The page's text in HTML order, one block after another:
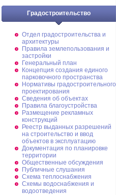
Градостроительство
Отдел градостроительства и
архитектуры
Правила землепользования и
застройки
Генеральный план
Концепция создания единого
парковочного пространства
Нормативы градостроительного
проектирования
Сведения об объектах
Правила благоустройства
Размещение рекламных
конструкций
Реестр выданных разрешений
на строительство и ввод
объектов в эксплуатацию
Документация по планировке
территории
Общественные обсуждения
Публичные слушания
Схема теплоснабжения
Схемы водоснабжения и
водоотведения